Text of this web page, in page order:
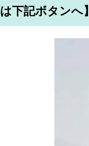
は下記ボタンへ】